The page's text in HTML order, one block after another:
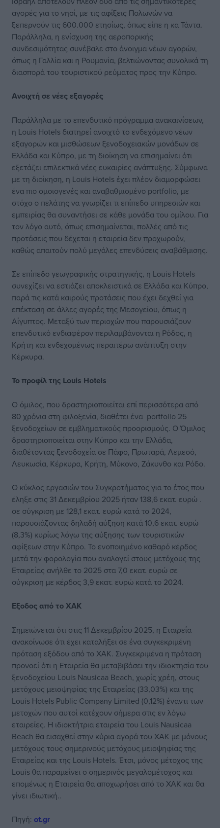
αγορές για το νησί, με τις αφίξεις Πολωνών να
ξεπερνούν τις 600.000 ετησίως, όπως είπε η κα Τάντα.
Παράλληλα, η ενίσχυση της αεροπορικής
συνδεσιμότητας συνέβαλε στο άνοιγμα νέων αγορών,
όπως η Γαλλία και η Ρουμανία, βελτιώνοντας συνολικά τη
διασπορά του τουριστικού ρεύματος προς την Κύπρο.
Ανοιχτή σε νέες εξαγορές
Παράλληλα με το επενδυτικό πρόγραμμα ανακαινίσεων,
η Louis Hotels διατηρεί ανοιχτό το ενδεχόμενο νέων
εξαγορών και μισθώσεων ξενοδοχειακών μονάδων σε
Ελλάδα και Κύπρο, με τη διοίκηση να επισημαίνει ότι
εξετάζει επιλεκτικά νέες ευκαιρίες ανάπτυξης. Σύμφωνα
με τη διοίκηση, η Louis Hotels έχει πλέον διαμορφώσει
ένα πιο ομοιογενές και αναβαθμισμένο portfolio, με
στόχο ο πελάτης να γνωρίζει τι επίπεδο υπηρεσιών και
εμπειρίας θα συναντήσει σε κάθε μονάδα του ομίλου. Για
τον λόγο αυτό, όπως επισημαίνεται, πολλές από τις
προτάσεις που δέχεται η εταιρεία δεν προχωρούν,
καθώς απαιτούν πολύ μεγάλες επενδύσεις αναβάθμισης.
Σε επίπεδο γεωγραφικής στρατηγικής, η Louis Hotels
συνεχίζει να εστιάζει αποκλειστικά σε Ελλάδα και Κύπρο,
παρά τις κατά καιρούς προτάσεις που έχει δεχθεί για
επέκταση σε άλλες αγορές της Μεσογείου, όπως η
Αίγυπτος. Μεταξύ των περιοχών που παρουσιάζουν
επενδυτικό ενδιαφέρον περιλαμβάνονται η Ρόδος, η
Κρήτη και ενδεχομένως περαιτέρω ανάπτυξη στην
Κέρκυρα.
Το προφίλ της Louis Hotels
Ο όμιλος, που δραστηριοποιείται επί περισσότερα από
80 χρόνια στη φιλοξενία, διαθέτει ένα portfolio 25
ξενοδοχείων σε εμβληματικούς προορισμούς. Ο Όμιλος
δραστηριοποιείται στην Κύπρο και την Ελλάδα,
διαθέτοντας ξενοδοχεία σε Πάφο, Πρωταρά, Λεμεσό,
Λευκωσία, Κέρκυρα, Κρήτη, Μύκονο, Ζάκυνθο και Ρόδο.
Ο κύκλος εργασιών του Συγκροτήματος για το έτος που
έληξε στις 31 Δεκεμβρίου 2025 ήταν 138,6 εκατ. ευρώ .
σε σύγκριση με 128,1 εκατ. ευρώ κατά το 2024,
παρουσιάζοντας δηλαδή αύξηση κατά 10,6 εκατ. ευρώ
(8,3%) κυρίως λόγω της αύξησης των τουριστικών
αφίξεων στην Κύπρο. Το ενοποιημένο καθαρό κέρδος
μετά την φορολογία που αναλογεί στους μετόχους της
Εταιρείας ανήλθε το 2025 στα 7,0 εκατ. ευρώ σε
σύγκριση με κέρδος 3,9 εκατ. ευρώ κατά το 2024.
Εξοδος από το ΧΑΚ
Σημειώνεται ότι στις 11 Δεκεμβρίου 2025, η Εταιρεία
ανακοίνωσε ότι έχει καταλήξει σε ένα συγκεκριμένη
πρόταση εξόδου από το ΧΑΚ. Συγκεκριμένα η πρόταση
προνοεί ότι η Εταιρεία θα μεταβιβάσει την ιδιοκτησία του
ξενοδοχείου Louis Nausicaa Beach, χωρίς χρέη, στους
μετόχους μειοψηφίας της Εταιρείας (33,03%) και της
Louis Hotels Public Company Limited (0,12%) έναντι των
μετοχών που αυτοί κατέχουν σήμερα στις εν λόγω
εταιρείες. Η ιδιοκτήτρια εταιρεία του Louis Nausicaa
Beach θα εισαχθεί στην κύρια αγορά του ΧΑΚ με μόνους
μετόχους τους σημερινούς μετόχους μειοψηφίας της
Εταιρείας και της Louis Hotels. Έτσι, μόνος μέτοχος της
Louis θα παραμείνει ο σημερινός μεγαλομέτοχος και
επομένως η Εταιρεία θα αποχωρήσει από το ΧΑΚ και θα
γίνει ιδιωτική..
Πηγή: ot.gr